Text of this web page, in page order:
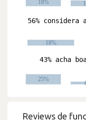
Reviews de